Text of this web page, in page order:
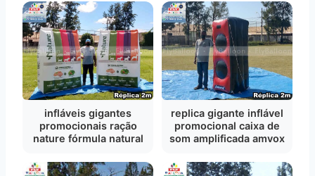
infláveis gigantes
promocionais ração
nature fórmula natural
replica gigante inflável
promocional caixa de
som amplificada amvox